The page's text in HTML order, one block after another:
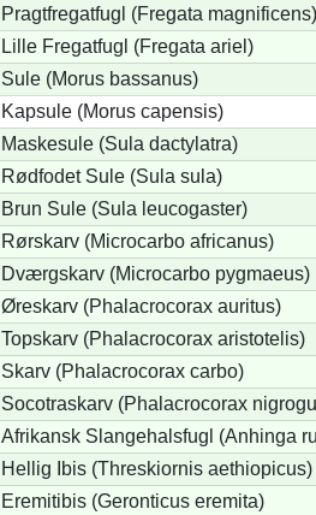
Pragtfregatfugl (Fregata magnificens)
Lille Fregatfugl (Fregata ariel)
Sule (Morus bassanus)
Kapsule (Morus capensis)
Maskesule (Sula dactylatra)
Rødfodet Sule (Sula sula)
Brun Sule (Sula leucogaster)
Rørskarv (Microcarbo africanus)
Dværgskarv (Microcarbo pygmaeus)
Øreskarv (Phalacrocorax auritus)
Topskarv (Phalacrocorax aristotelis)
Skarv (Phalacrocorax carbo)
Socotraskarv (Phalacrocorax
Afrikansk Slangehalsfugl (Anhinga
Hellig Ibis (Threskiornis aethiopicus)
Eremitibis (Geronticus eremita)